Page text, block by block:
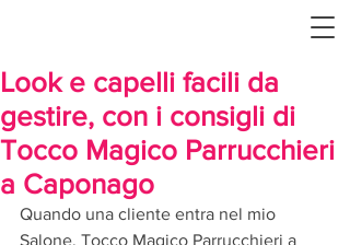
Look e capelli facili da
gestire, con i consigli di
Tocco Magico Parrucchieri
a Caponago
Quando una cliente entra nel mio
Salone, Tocco Magico Parrucchieri a